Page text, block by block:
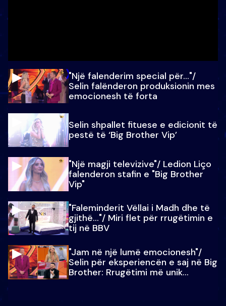
"Një falenderim special për…"/
Selin falënderon produksionin mes
emocionesh të forta
Selin shpallet fituese e edicionit të
pestë të ‘Big Brother Vip’
"Një magji televizive"/ Ledion Liço
falenderon stafin e "Big Brother
Vip"
"Faleminderit Vëllai i Madh dhe të
gjithë…"/ Miri flet për rrugëtimin e
tij në BBV
"Jam në një lumë emocionesh"/
Selin për eksperiencën e saj në Big
Brother: Rrugëtimi më unik…